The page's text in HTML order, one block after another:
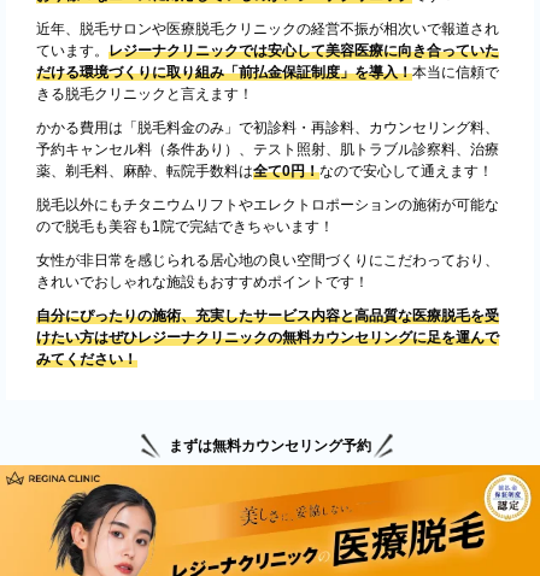
近年、脱毛サロンや医療脱毛クリニックの経営不振が相次いで報道され
ています。 レジーナクリニックでは安心して美容医療に向き合っていた
だける環境づくりに取り組み「前払金保証制度」を導入！本当に信頼で
きる脱毛クリニックと言えます！
かかる費用は「脱毛料金のみ」で初診料・再診料、カウンセリング料、
予約キャンセル料（条件あり）、テスト照射、肌トラブル診察料、治療
薬、剃毛料、麻酔、転院手数料は全て0円！なので安心して通えます！
脱毛以外にもチタニウムリフトやエレクトロポーションの施術が可能な
ので脱毛も美容も1院で完結できちゃいます！
女性が非日常を感じられる居心地の良い空間づくりにこだわっており、
きれいでおしゃれな施設もおすすめポイントです！
自分にぴったりの施術、充実したサービス内容と高品質な医療脱毛を受
けたい方はぜひレジーナクリニックの無料カウンセリングに足を運んで
みてください！
まずは無料カウンセリング予約